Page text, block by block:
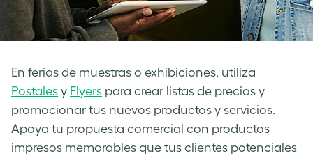
En ferias de muestras o exhibiciones, utiliza
Postales y Flyers para crear listas de precios y
promocionar tus nuevos productos y servicios.
Apoya tu propuesta comercial con productos
impresos memorables que tus clientes potenciales